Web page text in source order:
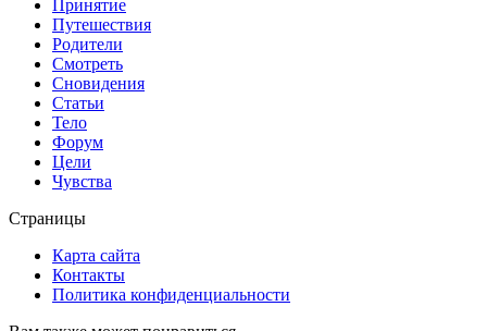
Принятие
Путешествия
Родители
Смотреть
Сновидения
Статьи
Тело
Форум
Цели
Чувства
Страницы
Карта сайта
Контакты
Политика конфиденциальности